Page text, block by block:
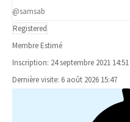
@samsab
Registered
Membre Estimé
Inscription: 24 septembre 2021 14:51
Dernière visite: 6 août 2026 15:47